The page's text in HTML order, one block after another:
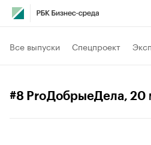
Все выпуски Спецпроект
#8 ProДобрыеДела, 20